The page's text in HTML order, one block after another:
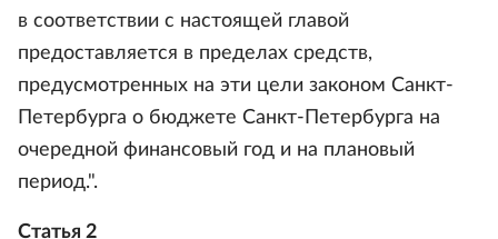
в соответствии с настоящей главой
предоставляется в пределах средств,
предусмотренных на эти цели законом Санкт-
Петербурга о бюджете Санкт-Петербурга на
очередной финансовый год и на плановый
период.".
Статья 2